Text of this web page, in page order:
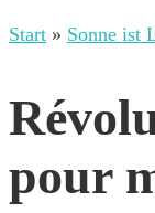
Start » Sonne ist
pour